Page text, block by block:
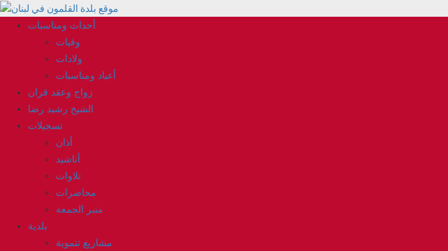
Skip
Primaryأحداث ومناسبات
وفيات
ولادات
أعياد ومناسبات
زواج وعقد قران
الشيخ رشيد رضا
تسجيلات
أذان
أناشيد
تلاوات
محاضرات
منبر الجمعة
بلدية
مشاريع تنموية